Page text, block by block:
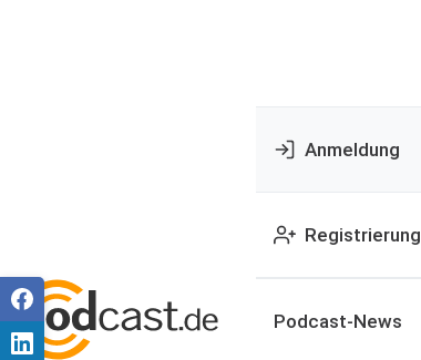
Anmeldung
Registrierung
Podcast-News